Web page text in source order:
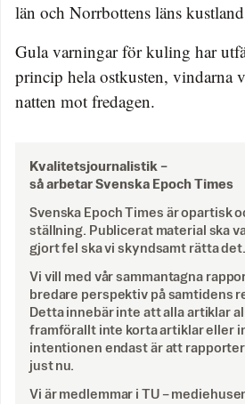
län och Norrbottens läns
Gula varningar för kuling har
princip hela ostkusten, vindarna
natten mot fredagen.
Kvalitetsjournalistik –
så arbetar Svenska Epoch Times
Svenska Epoch Times är opartisk
ställning. Publicerat material ska
gjort fel ska vi skyndsamt rätta det.
Vi vill med vår sammantagna
bredare perspektiv på samtidens
Detta innebär inte att alla artiklar
framförallt inte korta artiklar eller
intentionen endast är att
just nu.
Vi är medlemmar i TU –